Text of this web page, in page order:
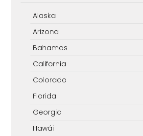
Alaska
Arizona
Bahamas
California
Colorado
Florida
Georgia
Hawái